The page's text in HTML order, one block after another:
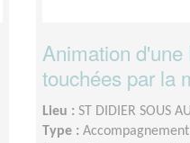
Animation
touchées par la
Lieu : ST DIDIER SOUS
Type :